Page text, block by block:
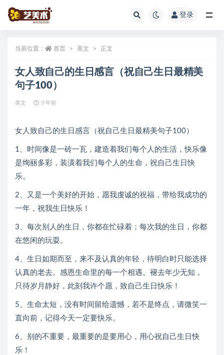
登录
当前位置： 首页 美文 正文
女人致自己的生日感言（祝自己生日最精美
句子100）
美文 3 年前
女人致自己的生日感言（祝自己生日最精美句子100）
1、时间像是一砖一瓦，建造着我们每个人的生活，快乐像
是绚丽多彩，装潢着我们每个人的生命，祝自己生日快
乐。
2、又是一个美好的开始，愿我虔诚的祝福，带给我成功的
一年，祝我生日快乐！
3、每次别人的生日，你都在忙碌着；每次我的生日，你都
在悠闲的玩耍。
4、生日如期而至，来不及认真的年轻，待明白时只能选择
认真的老去。感恩生命里的每一个相遇。褪去年少无知，
只待岁月静好，此刻我许个愿，致自己生日快乐！
5、生命太短，没有时间留给遗憾，若不是终点，请微笑一
直向前，记得今天一定要快乐。
6、别的不重要，最重要的是要用心，用心祝自己生日快
乐！